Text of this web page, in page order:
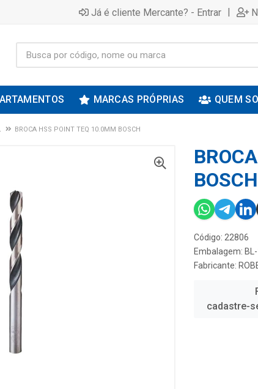
Já é cliente Mercante? - Entrar |
MARCAS PRÓPRIAS QUEM
BROCA HSS POINT TEQ 10.0MM BOSCH
BOSCH
Código: 22806
Embalagem: BL-
Fabricante:
cadastre-